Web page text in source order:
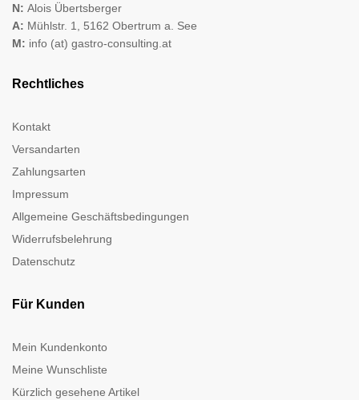
N: Alois Übertsberger
A: Mühlstr. 1, 5162 Obertrum a. See
M: info (at) gastro-consulting.at
Rechtliches
Kontakt
Versandarten
Zahlungsarten
Impressum
Allgemeine Geschäftsbedingungen
Widerrufsbelehrung
Datenschutz
Für Kunden
Mein Kundenkonto
Meine Wunschliste
Kürzlich gesehene Artikel